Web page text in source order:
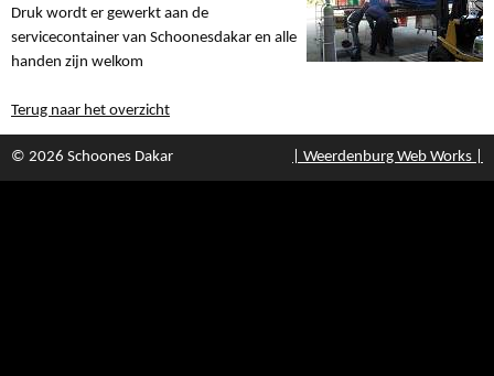
Druk wordt er gewerkt aan de
servicecontainer van Schoonesdakar en alle
handen zijn welkom
Terug naar het overzicht
© 2026 Schoones Dakar | Weerdenburg Web Works |